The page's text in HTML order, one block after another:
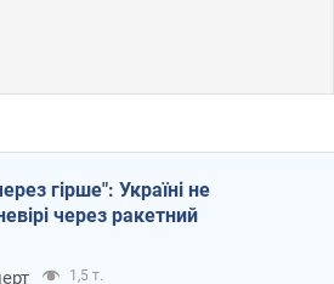
гірше": Україні не
через ракетний
1,5 т.